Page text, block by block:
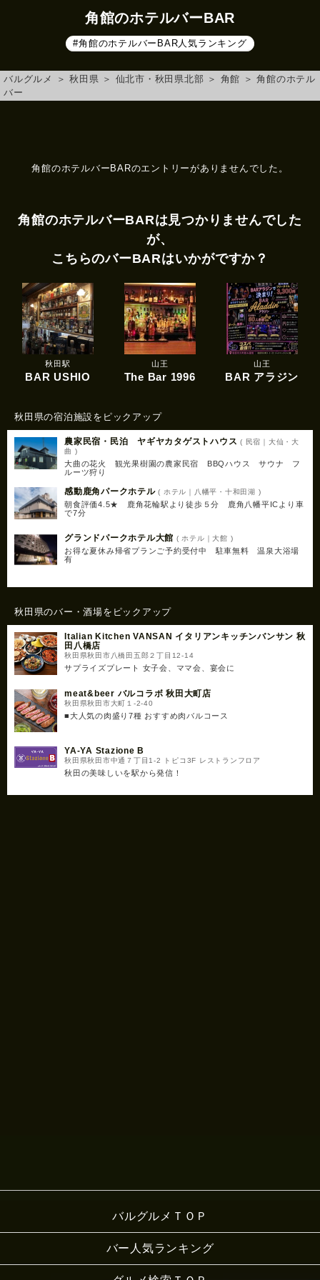
角館のホテルバーBAR
#角館のホテルバーBAR人気ランキング
バルグルメ ＞ 秋田県 ＞ 仙北市・秋田県北部 ＞ 角館 ＞角館のホテル
バー
角館のホテルバーBARのエントリーがありませんでした。
角館のホテルバーBARは見つかりませんでした
が、
こちらのバーBARはいかがですか？
秋田駅
BAR USHIO
山王
The Bar 1996
山王
BAR アラジン
秋田県の宿泊施設をピックアップ
農家民宿・民泊 ヤギヤカタゲストハウス ( 民宿｜大仙・大
曲 )
大曲の花火 観光果樹園の農家民宿 BBQハウス サウナ フ
ルーツ狩り
感動鹿角パークホテル( ホテル｜八幡平・十和田湖 )
朝食評価4.5★ 鹿角花輪駅より徒歩５分 鹿角八幡平ICより車
で7分
グランドパークホテル大館 ( ホテル｜大館 )
お得な夏休み帰省プランご予約受付中 駐車無料 温泉大浴場
有
秋田県のバー・酒場をピックアップ
Italian Kitchen VANSAN イタリアンキッチンバンサン 秋
田八橋店
秋田県秋田市八橋田五郎２丁目12-14
サプライズプレート 女子会、ママ会、宴会に
meat&beer バルコラボ 秋田大町店
秋田県秋田市大町１-2-40
■大人気の肉盛り7種 おすすめ肉バルコース
YA-YA Stazione B
秋田県秋田市中通７丁目1-2 トピコ3F レストランフロア
秋田の美味しいを駅から発信！
バルグルメＴＯＰ
バー人気ランキング